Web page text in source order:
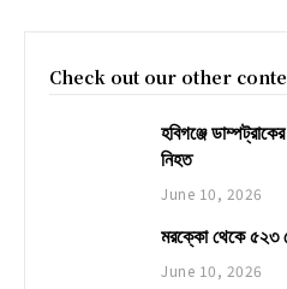
Check out our other
হবিগঞ্জে
নিহত
June 10, 2026
মরক্কো থেকে ৫২৩
June 10, 2026